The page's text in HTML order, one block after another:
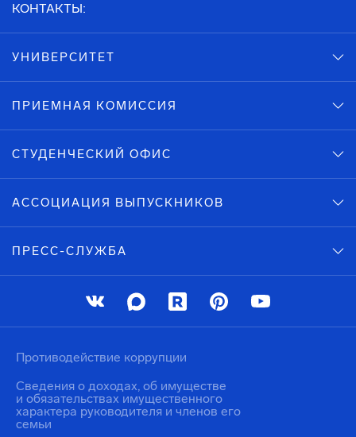
КОНТАКТЫ:
УНИВЕРСИТЕТ
ПРИЕМНАЯ КОМИССИЯ
СТУДЕНЧЕСКИЙ ОФИС
АССОЦИАЦИЯ ВЫПУСКНИКОВ
ПРЕСС-СЛУЖБА
Противодействие коррупции
Сведения о доходах, об имуществе
и обязательствах имущественного
характера руководителя и членов его
семьи